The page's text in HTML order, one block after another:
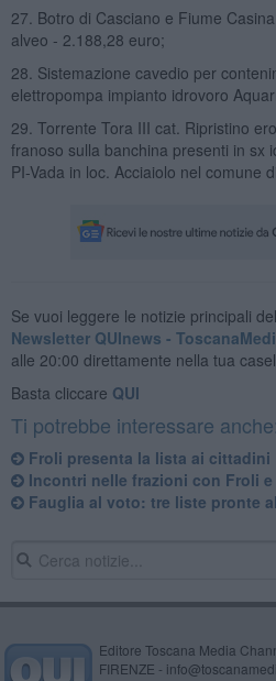
27. Botro di Casciano e Fiume
alveo - 2.188,28 euro;
28. Sistemazione cavedio per
elettropompa impianto idrovoro
29. Torrente Tora III cat. Ripristino
franoso sulla banchina presenti in sx
PI-Vada in loc. Acciaiolo nel comune
Se vuoi leggere le notizie principali
Newsletter QUInews -
alle 20:00 direttamente nella tua
Basta cliccare QUI
Ti potrebbe interessare anche:
Froli presenta la lista ai cittadini
Incontri nelle frazioni con Froli e
Fauglia al voto: tre liste pronte
Editore Toscana Media
FIRENZE -